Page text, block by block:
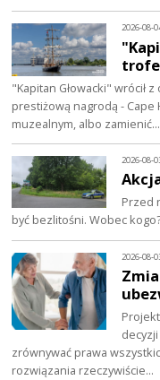
2026-08-
"Kapitan Głowacki" wrócił
prestiżową nagrodą - Cape
muzealnym, albo zamienić…
2026-08-
Przed
być bezlitośni. Wobec
2026-08-
zrównywać prawa
rozwiązania rzeczywiście…